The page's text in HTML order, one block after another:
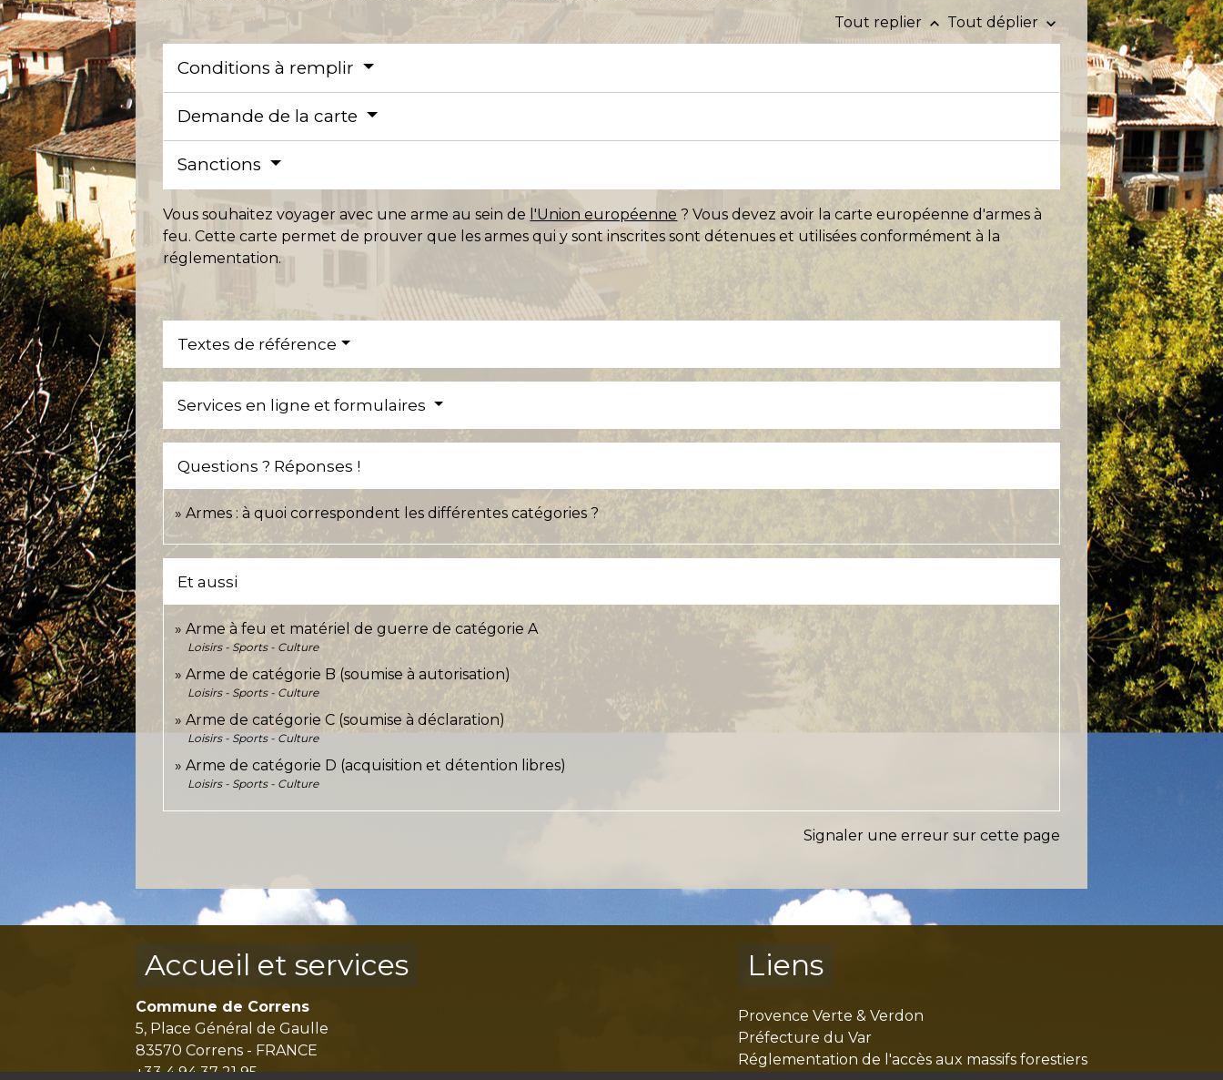
Tout replier keyboard_arrow_up Tout déplier keyboard_arrow_down
Conditions à remplir
Demande de la carte
Sanctions
Vous souhaitez voyager avec une arme au sein de l'Union européenne ? Vous devez avoir la carte européenne d'armes à
feu. Cette carte permet de prouver que les armes qui y sont inscrites sont détenues et utilisées conformément à la
réglementation.
Textes de référence
Services en ligne et formulaires
Questions ? Réponses !
Armes : à quoi correspondent les différentes catégories ?
Et aussi
Arme à feu et matériel de guerre de catégorie A
Loisirs - Sports - Culture
Arme de catégorie B (soumise à autorisation)
Loisirs - Sports - Culture
Arme de catégorie C (soumise à déclaration)
Loisirs - Sports - Culture
Arme de catégorie D (acquisition et détention libres)
Loisirs - Sports - Culture
Signaler une erreur sur cette page
Accueil et services
Commune de Correns
5, Place Général de Gaulle
83570 Correns - FRANCE
+33 4 94 37 21 95
Liens
Provence Verte & Verdon
Préfecture du Var
Réglementation de l'accès aux massifs forestiers